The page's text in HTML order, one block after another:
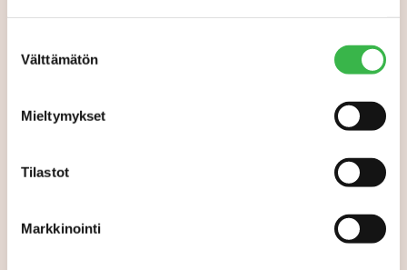
valinta
Välttämätön
Mieltymykset
Tilastot
Markkinointi